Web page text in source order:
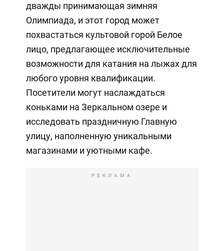
дважды принимающая зимняя
Олимпиада, и этот город может
похвастаться культовой горой Белое
лицо, предлагающее исключительные
возможности для катания на лыжах для
любого уровня квалификации.
Посетители могут наслаждаться
коньками на Зеркальном озере и
исследовать праздничную Главную
улицу, наполненную уникальными
магазинами и уютными кафе.
РЕКЛАМА